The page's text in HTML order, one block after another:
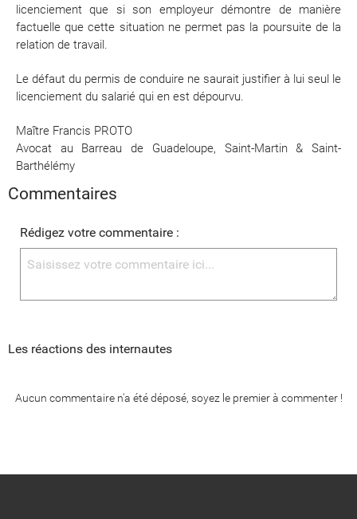
licenciement que si son employeur démontre de manière
factuelle que cette situation ne permet pas la poursuite de la
relation de travail.
Le défaut du permis de conduire ne saurait justifier à lui seul le
licenciement du salarié qui en est dépourvu.
Maître Francis PROTO
Avocat au Barreau de Guadeloupe, Saint-Martin & Saint-
Barthélémy
Commentaires
Rédigez votre commentaire :
Les réactions des internautes
Aucun commentaire n'a été déposé, soyez le premier à commenter !